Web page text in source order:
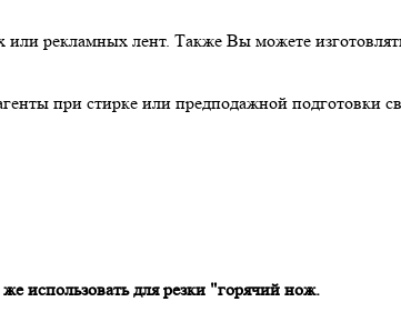
или рекламных лент. Также Вы можете
при стирке или предподажной подготовки
использовать для резки "горячий нож.